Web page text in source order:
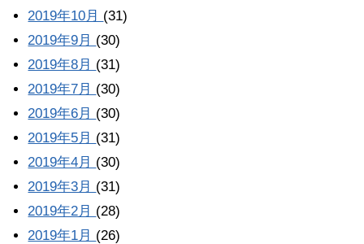
2019年10月 (31)
2019年9月 (30)
2019年8月 (31)
2019年7月 (30)
2019年6月 (30)
2019年5月 (31)
2019年4月 (30)
2019年3月 (31)
2019年2月 (28)
2019年1月 (26)